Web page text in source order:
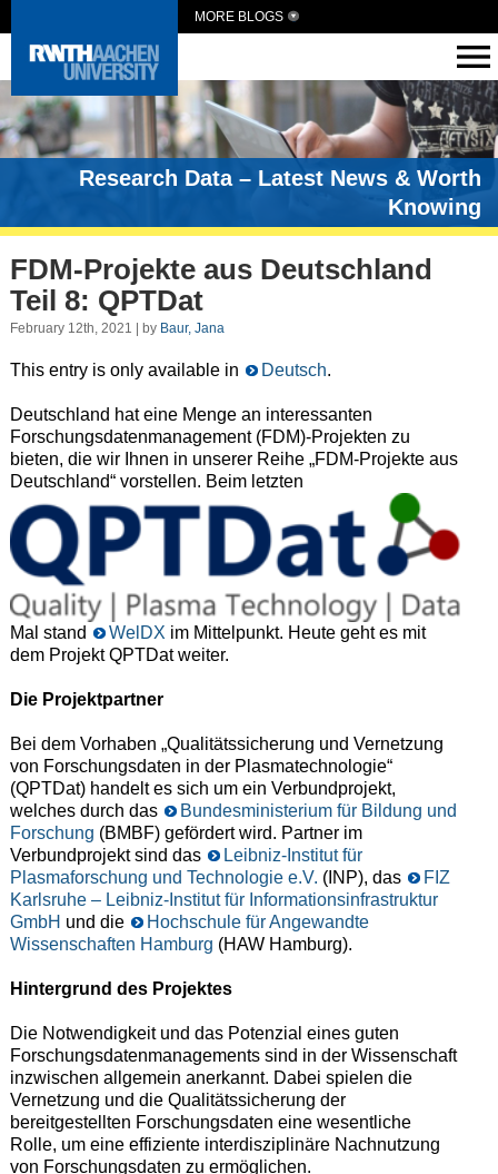
MORE BLOGS
Research Data – Latest News & Worth
Knowing
FDM-Projekte aus Deutschland
Teil 8: QPTDat
February 12th, 2021 | by Baur, Jana
This entry is only available in Deutsch.
Deutschland hat eine Menge an interessanten
Forschungsdatenmanagement (FDM)-Projekten zu
bieten, die wir Ihnen in unserer Reihe „FDM-Projekte aus
Deutschland“ vorstellen. Beim letzten
Mal stand WelDX im Mittelpunkt. Heute geht es mit
dem Projekt QPTDat weiter.
Die Projektpartner
Bei dem Vorhaben „Qualitätssicherung und Vernetzung
von Forschungsdaten in der Plasmatechnologie“
(QPTDat) handelt es sich um ein Verbundprojekt,
welches durch das
Bundesministerium für Bildung und
Forschung (BMBF) gefördert wird. Partner im
Verbundprojekt sind das
Leibniz-Institut für
Plasmaforschung und Technologie e.V. (INP), das
FIZ
Karlsruhe – Leibniz-Institut für Informationsinfrastruktur
GmbH und die
Hochschule für Angewandte
Wissenschaften Hamburg (HAW Hamburg).
Hintergrund des Projektes
Die Notwendigkeit und das Potenzial eines guten
Forschungsdatenmanagements sind in der Wissenschaft
inzwischen allgemein anerkannt. Dabei spielen die
Vernetzung und die Qualitätssicherung der
bereitgestellten Forschungsdaten eine wesentliche
Rolle, um eine effiziente interdisziplinäre Nachnutzung
von Forschungsdaten zu ermöglichen.